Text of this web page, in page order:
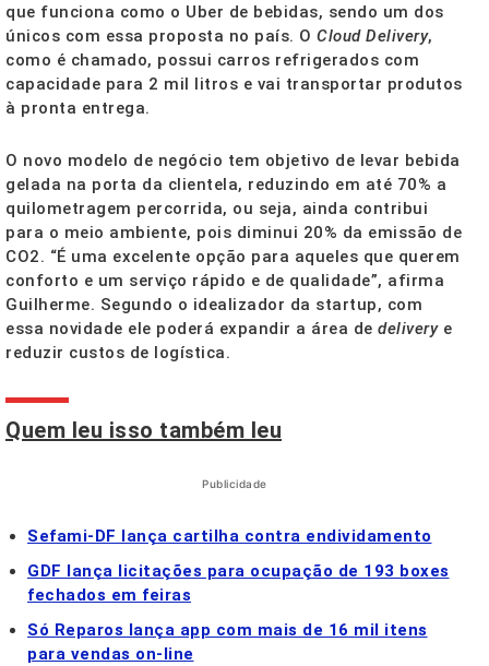
que funciona como o Uber de bebidas, sendo um dos
únicos com essa proposta no país. O Cloud Delivery,
como é chamado, possui carros refrigerados com
capacidade para 2 mil litros e vai transportar produtos
à pronta entrega.
O novo modelo de negócio tem objetivo de levar bebida
gelada na porta da clientela, reduzindo em até 70% a
quilometragem percorrida, ou seja, ainda contribui
para o meio ambiente, pois diminui 20% da emissão de
CO2. “É uma excelente opção para aqueles que querem
conforto e um serviço rápido e de qualidade”, afirma
Guilherme. Segundo o idealizador da startup, com
essa novidade ele poderá expandir a área de deliverye
reduzir custos de logística.
Quem leu isso também leu
Publicidade
Sefami-DF lança cartilha contra endividamento
GDF lança licitações para ocupação de 193 boxes
fechados em feiras
Só Reparos lança app com mais de 16 mil itens
para vendas on-line